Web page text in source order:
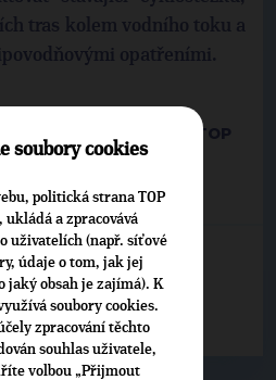
tras kolem vodního toku a
opatřeními.
MANAŽERKA TOP
2018
,Ladislav Kotík
soubory cookies
politická strana TOP
ukládá a zpracovává
uživatelích (např. síťové
údaje o tom, jak jej
jaký obsah je zajímá). K
soubory cookies.
zpracování těchto
souhlas uživatele,
volbou „Přijmout